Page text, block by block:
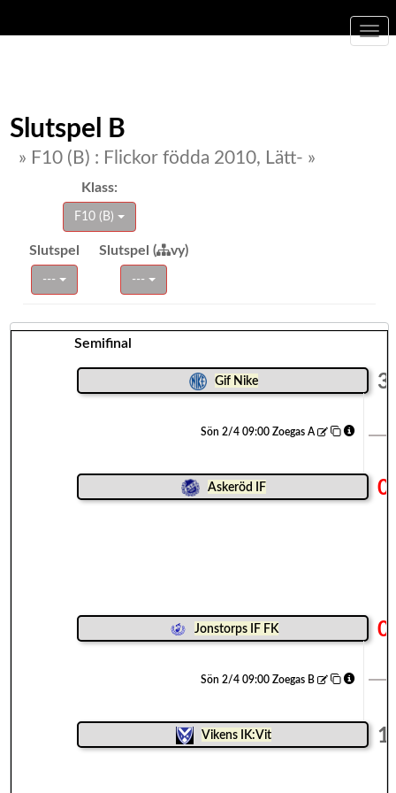
Slutspel B
» F10 (B) : Flickor födda 2010, Lätt- »
Klass:
F10 (B)
Slutspel Slutspel ( vy)
--- ---
Semifinal
Gif Nike 3
Sön 2/4 09:00 Zoegas A
Askeröd IF 0
Jonstorps IF FK 0
Sön 2/4 09:00 Zoegas B
Vikens IK:Vit 1